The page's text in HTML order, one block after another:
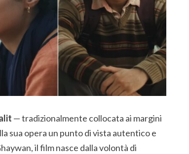
— tradizionalmente collocata ai margini
sua opera un punto di vista autentico e
il film nasce dalla volontà di